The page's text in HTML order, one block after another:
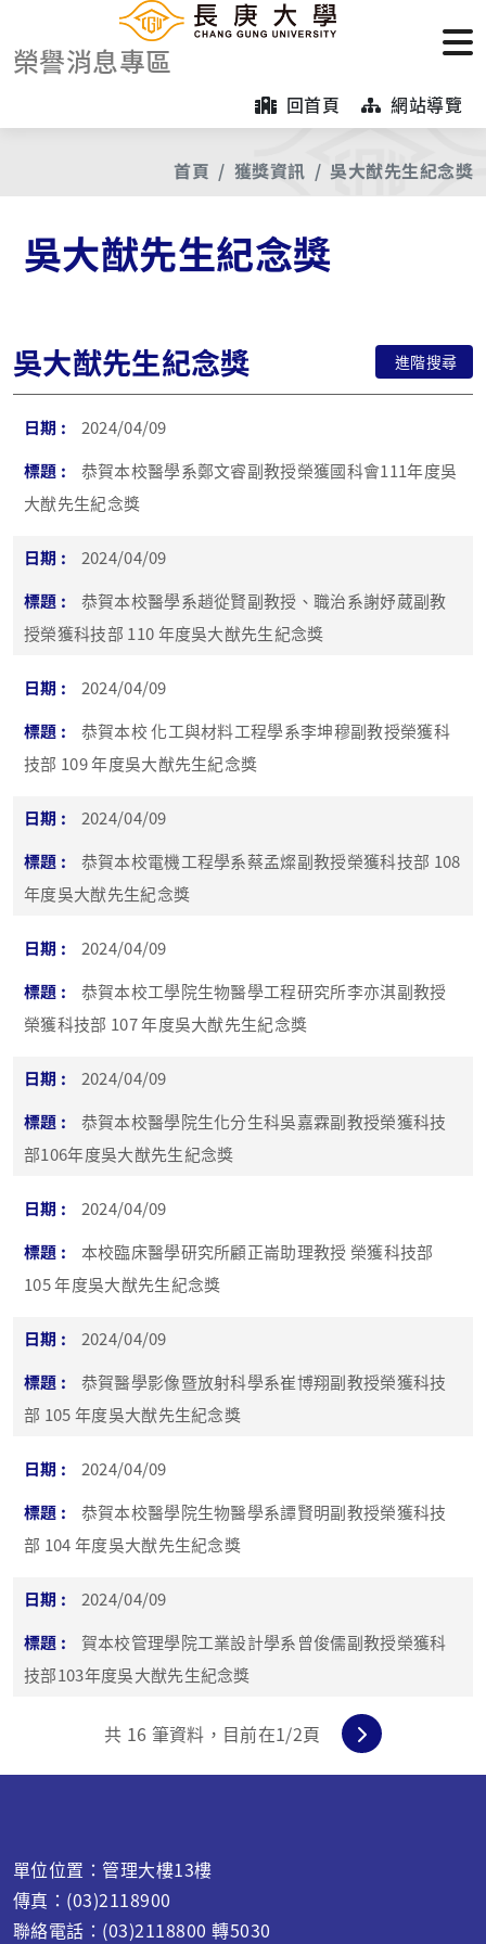
榮譽消息專區
回首頁 網站導覽
首頁 獲獎資訊 吳大猷先生紀念獎
吳大猷先生紀念獎
吳大猷先生紀念獎 進階搜尋
2024/04/09
恭賀本校醫學系鄭文睿副教授榮獲國科會111年度吳
大猷先生紀念獎
2024/04/09
恭賀本校醫學系趙從賢副教授、職治系謝妤葳副教
授榮獲科技部 110 年度吳大猷先生紀念獎
2024/04/09
恭賀本校 化工與材料工程學系李坤穆副教授榮獲科
技部 109 年度吳大猷先生紀念獎
2024/04/09
恭賀本校電機工程學系蔡孟燦副教授榮獲科技部 108
年度吳大猷先生紀念獎
2024/04/09
恭賀本校工學院生物醫學工程研究所李亦淇副教授
榮獲科技部 107 年度吳大猷先生紀念獎
2024/04/09
恭賀本校醫學院生化分生科吳嘉霖副教授榮獲科技
部106年度吳大猷先生紀念獎
2024/04/09
本校臨床醫學研究所顧正崙助理教授 榮獲科技部
105 年度吳大猷先生紀念獎
2024/04/09
恭賀醫學影像暨放射科學系崔博翔副教授榮獲科技
部 105 年度吳大猷先生紀念獎
2024/04/09
恭賀本校醫學院生物醫學系譚賢明副教授榮獲科技
部 104 年度吳大猷先生紀念獎
2024/04/09
賀本校管理學院工業設計學系曾俊儒副教授榮獲科
技部103年度吳大猷先生紀念獎
共 16 筆資料，目前在1/2頁
單位位置：管理大樓13樓
傳真：(03)2118900
聯絡電話：(03)2118800 轉5030